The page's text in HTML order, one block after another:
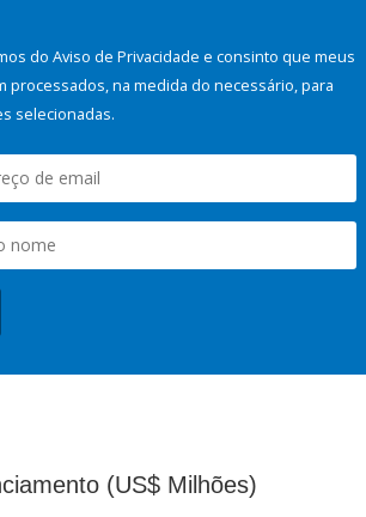
do Aviso de Privacidade e consinto que meus
processados, na medida do necessário, para
selecionadas.
(US$ Milhões)